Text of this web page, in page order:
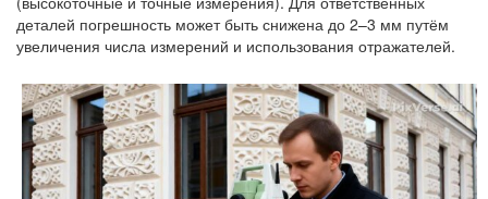
деталей погрешность может быть снижена до 2–3 мм путём
увеличения числа измерений и использования отражателей.